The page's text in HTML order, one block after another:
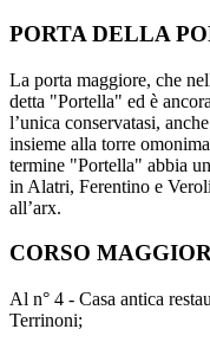
PORTA DELLA
La porta maggiore, che
detta "Portella" ed è
l’unica conservatasi,
insieme alla torre
termine "Portella" abbia
in Alatri, Ferentino e
all’arx.
CORSO
Al n° 4 - Casa antica
Terrinoni;